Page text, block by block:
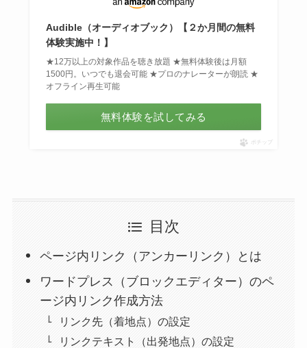
Audible（オーディオブック）【２か月間の無料
体験実施中！】
★12万以上の対象作品を聴き放題 ★無料体験後は月額
1500円。いつでも退会可能 ★プロのナレーターが朗読 ★
オフライン再生可能
無料体験を試してみる
ポチップ
目次
ページ内リンク（アンカーリンク）とは
ワードプレス（ブロックエディター）のペ
ージ内リンク作成方法
リンク先（着地点）の設定
リンクテキスト（出発地点）の設定